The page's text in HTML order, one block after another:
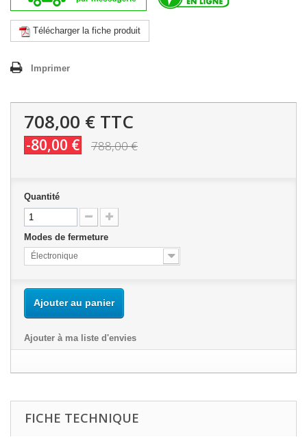
Télécharger la fiche produit
Imprimer
708,00 € TTC
-80,00 € 788,00 €
Quantité
Modes de fermeture
Électronique
Ajouter au panier
Ajouter à ma liste d'envies
FICHE TECHNIQUE